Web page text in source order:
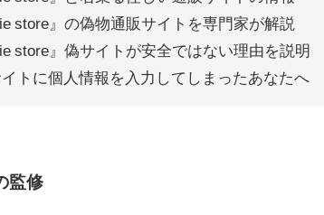
store』の偽物通販サイトを専門家が解説
store』偽サイトが安全ではない理由を説明
イトに個人情報を入力してしまったあなたへ
監修